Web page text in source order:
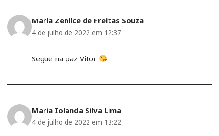
Maria Zenilce de Freitas Souza
4 de julho de 2022 em 12:37
Segue na paz Vitor
Maria Iolanda Silva Lima
4 de julho de 2022 em 13:22